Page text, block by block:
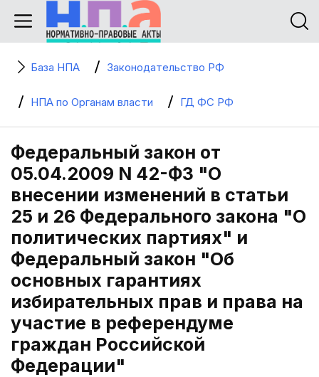
База НПА Законодательство РФ
НПА по Органам власти ГД ФС РФ
Федеральный закон от
05.04.2009 N 42-ФЗ "О
внесении изменений в статьи
25 и 26 Федерального закона "О
политических партиях" и
Федеральный закон "Об
основных гарантиях
избирательных прав и права на
участие в референдуме
граждан Российской
Федерации"